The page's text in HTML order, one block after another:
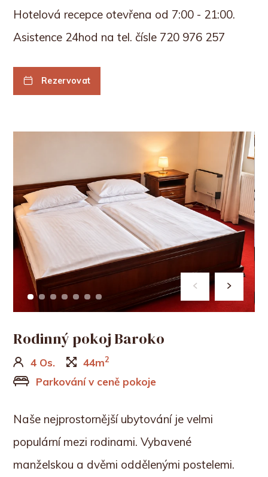
Hotelová recepce otevřena od 7:00 - 21:00.
Asistence 24hod na tel. čísle 720 976 257
Rezervovat
Rodinný pokoj Baroko
4 Os. 44m2
Parkování v ceně pokoje
Naše nejprostornější ubytování je velmi
populární mezi rodinami. Vybavené
manželskou a dvěmi oddělenými postelemi.